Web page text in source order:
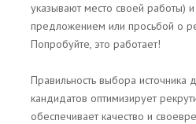
указывают место своей работы)
предложением или просьбой о
Попробуйте, это работает!
Правильность выбора
кандидатов оптимизирует
обеспечивает качество и